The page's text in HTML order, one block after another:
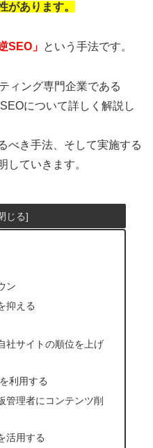
があります。
SEO」 という手法です。
ィング専門企業である
について詳しく解説し
べき手法、そして実施する
していきます。
ン
抑える
社サイトの順位を上げ
利用する
管理者にコンテンツ削
活用する